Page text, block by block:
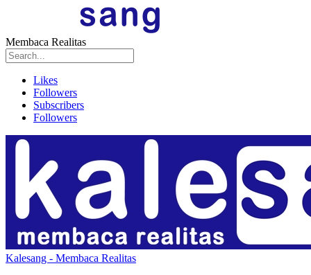
Membaca Realitas
Likes
Followers
Subscribers
Followers
Kalesang - Membaca Realitas